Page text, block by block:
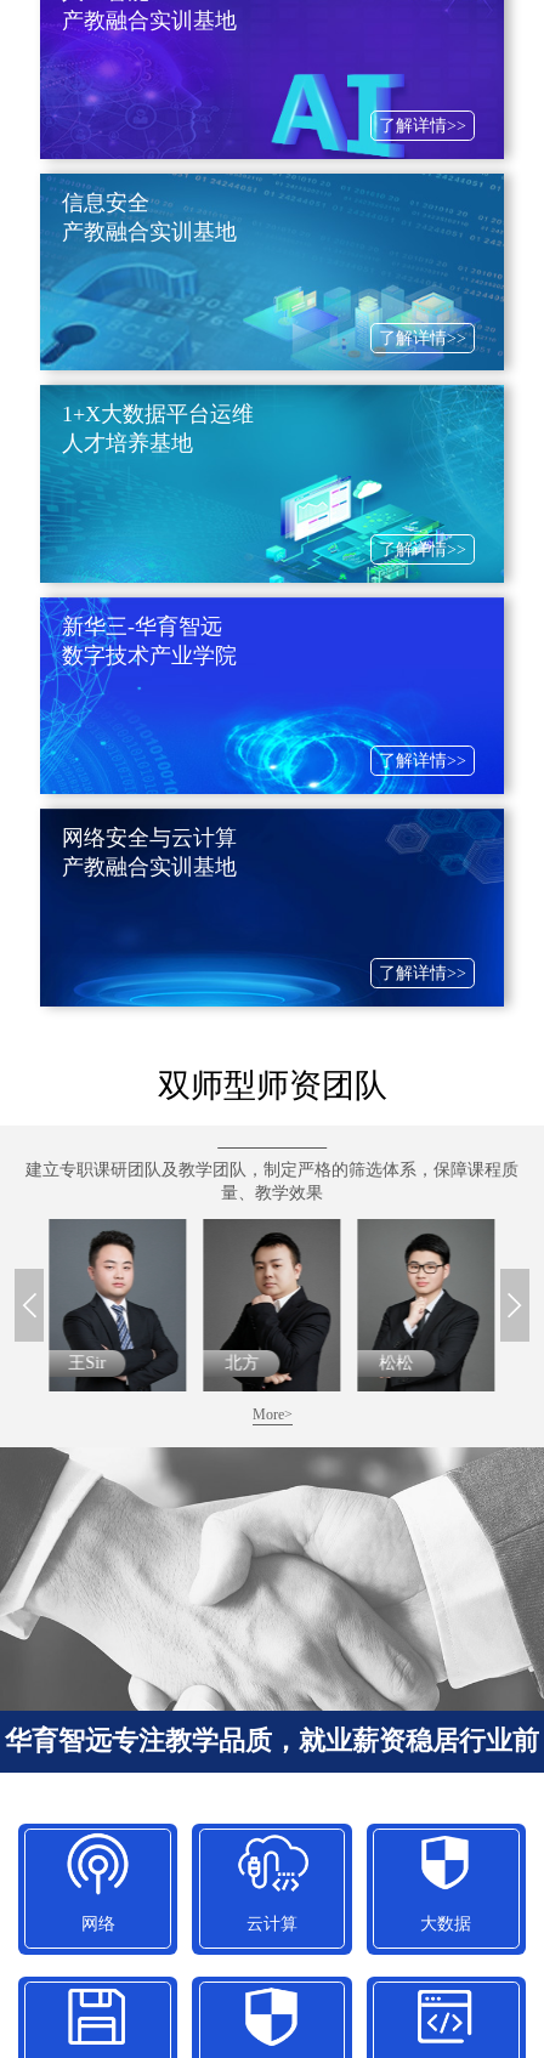
产教融合实训基地
了解详情>>
信息安全
产教融合实训基地
了解详情>>
1+X大数据平台运维
人才培养基地
了解详情>>
新华三-华育智远
数字技术产业学院
了解详情>>
网络安全与云计算
产教融合实训基地
了解详情>>
双师型师资团队
建立专职课研团队及教学团队，制定严格的筛选体系，保障课程质
量、教学效果
王Sir 北方 松松
More>
华育智远专注教学品质，就业薪资稳居行业前
网络
网络
平均就业薪资
11050元/月
云计算
云计算
平均就业薪资
15300元/月
大数据
大数据
平均就业薪资
12500元/月